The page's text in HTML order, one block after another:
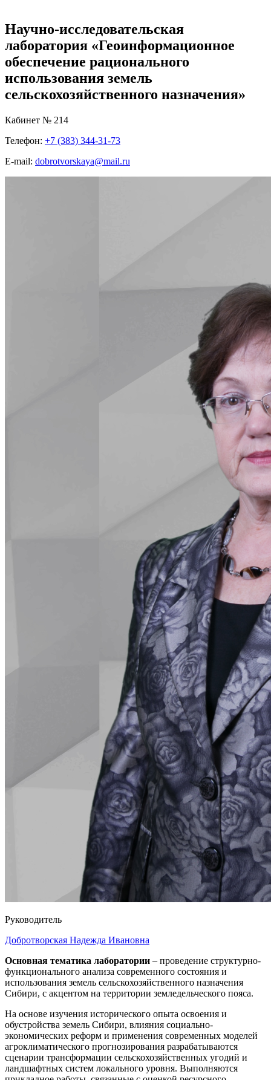
Научно-исследовательская
лаборатория «Геоинформационное
обеспечение рационального
использования земель
сельскохозяйственного назначения»
Кабинет № 214
Телефон: +7 (383) 344-31-73
E-mail: dobrotvorskaya@mail.ru
Руководитель
Добротворская Надежда Ивановна
Основная тематика лаборатории – проведение структурно-
функционального анализа современного состояния и
использования земель сельскохозяйственного назначения
Сибири, с акцентом на территории земледельческого пояса.
На основе изучения исторического опыта освоения и
обустройства земель Сибири, влияния социально-
экономических реформ и применения современных моделей
агроклиматического прогнозирования разрабатываются
сценарии трансформации сельскохозяйственных угодий и
ландшафтных систем локального уровня. Выполняются